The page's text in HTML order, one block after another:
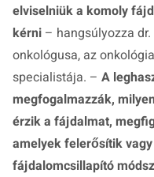
elviselniük a komoly
kérni – hangsúlyozza
onkológusa, az
specialistája. – A
megfogalmazzák,
érzik a fájdalmat,
amelyek felerősítik
fájdalomcsillapító